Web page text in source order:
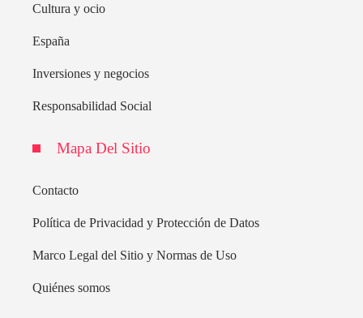
Cultura y ocio
España
Inversiones y negocios
Responsabilidad Social
Mapa Del Sitio
Contacto
Política de Privacidad y Protección de Datos
Marco Legal del Sitio y Normas de Uso
Quiénes somos